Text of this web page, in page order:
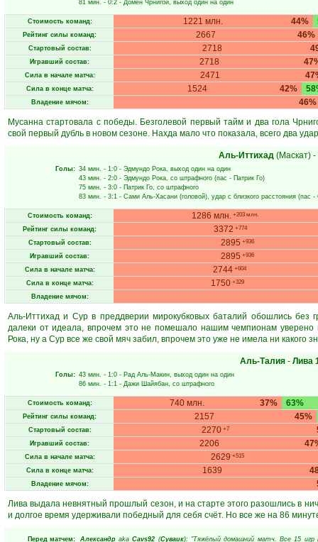
81 мин. - 0:2 - Домен Чрнигой, выход один на один
Стоимость команд: 44%
1221 млн.
Рейтинг силы команд: 46%
2667
Стартовый состав: 2718
Игравший состав: 2718
Сила в начале матча: 2471
Сила в конце матча: 42%
1524
Владение мячом:
46%
Мусанна стартовала с победы. Безголевой первый тайм и два гола
свой первый дубль в новом сезоне. Нахда мало что показала, всего два
Аль-Иттихад (Маскат) -
Голы: 34 мин. - 1:0 - Эдмундо Рока, выход один на один
43 мин. - 2:0 - Эдмундо Рока, со штрафного (пас - Патрик Го)
75 мин. - 3:0 - Патрик Го, со штрафного
83 мин. - 3:1 - Сами Аль-Хасани (головой), удар с близкого расстояния (пас -
Стоимость команд: 1286 млн. +203 млн.
Рейтинг силы команд: 3372 +774
Стартовый состав: 2895 +936
Игравший состав: 2895 +936
Сила в начале матча: 2744 +604
Сила в конце матча: 1750+329
Владение мячом:
Аль-Иттихад и Сур в преддверии мирокубковых баталий обошлись без
далеки от идеала, впрочем это не помешало нашим чемпионам уверено
Рока, ну а Сур все же свой мяч забил, впрочем это уже не имела ни какого
Аль-Талия - Лива
Голы: 43 мин. - 1:0 - Рад Аль-Макин, выход один на один
86 мин. - 1:1 - Дажи Шайябан, со штрафного
Стоимость команд: 37%
740 млн. 63%
Рейтинг силы команд: 45%
2157
Стартовый состав: 2270 +7
Игравший состав: 2206
Сила в начале матча: 2629 +515
Сила в конце матча: 1639
Владение мячом:
Лива выдала невнятный прошлый сезон, и на старте этого разошлись в
и долгое время удерживали победный для себя счёт. Но все же на 86
Перед матчем: Александр aka Cavs92 (Суваик): "Тяжёлый домашний матч. Все 15